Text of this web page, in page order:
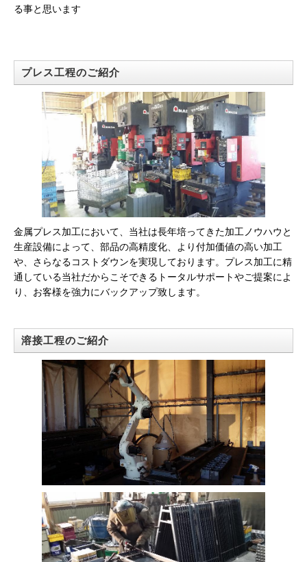
る事と思います
プレス工程のご紹介
金属プレス加工において、当社は長年培ってきた加工ノウハウと
生産設備によって、部品の高精度化、より付加価値の高い加工
や、さらなるコストダウンを実現しております。プレス加工に精
通している当社だからこそできるトータルサポートやご提案によ
り、お客様を強力にバックアップ致します。
溶接工程のご紹介